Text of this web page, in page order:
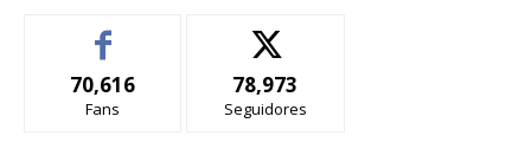
70,616
Fans
78,973
Seguidores